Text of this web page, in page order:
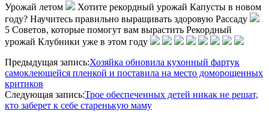
Урожай летом
Хотите рекордный урожай Капусты в новом
году? Научитесь правильно выращивать здоровую Рассаду
5 Советов, которые помогут вам вырастить Рекордный
урожай Клубники уже в этом году
2020-
05-
25
Предыдущая запись:Хозяйка обновила кухонный фартук
самоклеющейся пленкой и поставила на место доморощенных
критиков
Следующая запись:Трое обеспеченных детей никак не решат,
кто заберет к себе старенькую маму